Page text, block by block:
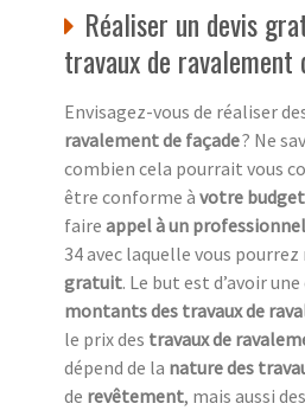
Réaliser un devis
travaux de ravalement
Envisagez-vous de réaliser
ravalement de façade? Ne
combien cela pourrait vous
être conforme à votre budget
faire appel à un professionnel
34 avec laquelle vous
gratuit. Le but est d’avoir
montants des travaux de
le prix des travaux de
dépend de la nature des
de revêtement, mais aussi des